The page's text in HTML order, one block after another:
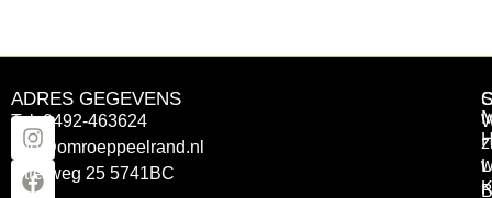
ADRES GEGEVENS
Tel: 0492-463624
info@omroeppeelrand.nl
Otterweg 25 5741BC